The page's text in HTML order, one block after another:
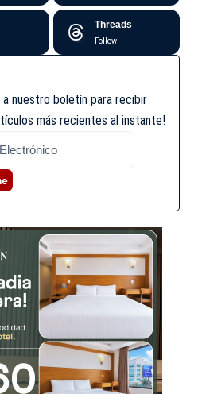
Threads
Follow
a nuestro boletín para recibir
más recientes al instante!